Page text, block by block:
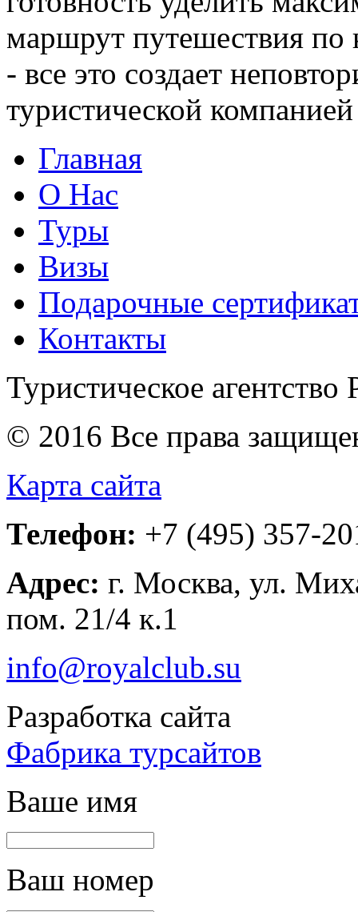
маршрут путешествия по
- все это создает
туристической
Главная
О Нас
Туры
Визы
Подарочные
Контакты
Туристическое агентство
© 2016 Все права
Карта сайта
Телефон: +7 (495) 357-
Адрес: г. Москва, ул.
пом. 21/4 к.1
info@royalclub.su
Разработка сайта
Фабрика турсайтов
Ваше имя
Ваш номер